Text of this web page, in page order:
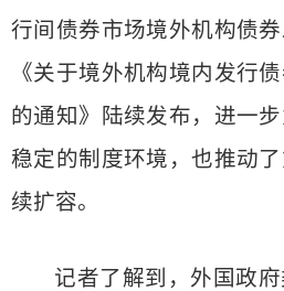
行间债券市场境外机构债券
《关于境外机构境内发行
的通知》陆续发布，进一
稳定的制度环境，也推动
续扩容。
记者了解到，外国政